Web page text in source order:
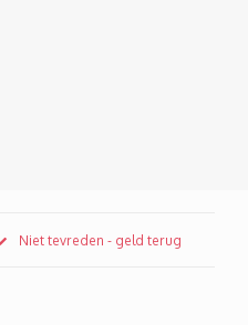
Niet tevreden - geld terug